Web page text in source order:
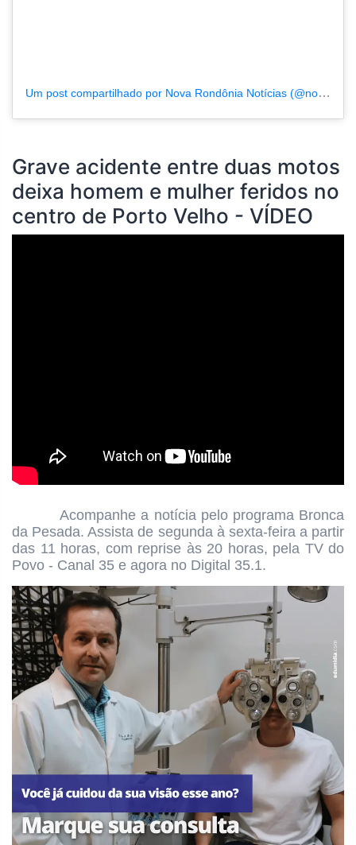
Um post compartilhado por Nova Rondônia Notícias (@novarondonia)
Grave acidente entre duas motos
deixa homem e mulher feridos no
centro de Porto Velho - VÍDEO
Acompanhe a notícia pelo programa Bronca
da Pesada. Assista de segunda à sexta-feira a partir
das 11 horas, com reprise às 20 horas, pela TV do
Povo - Canal 35 e agora no Digital 35.1.